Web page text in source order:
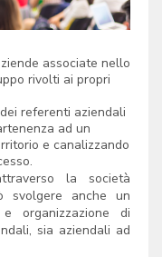
associate nello
rivolti ai propri
referenti aziendali
ad un
e canalizzando
la società
svolgere anche un
organizzazione di
sia aziendali ad